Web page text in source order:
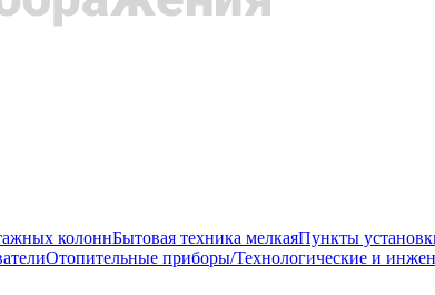
колоннБытовая техника мелкаяПункты
Отопительные приборы/Технологические и